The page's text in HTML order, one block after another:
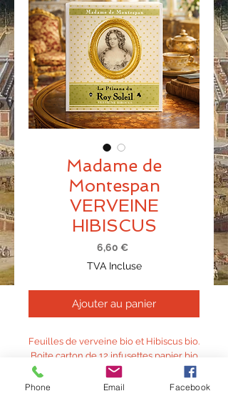
Madame de
Montespan
VERVEINE
HIBISCUS
6,60 €Prix
TVA Incluse
Ajouter au panier
Feuilles de verveine bio et Hibiscus bio.
Boite carton de 12 infusettes papier bio
sous enveloppe cristal individuelle.
Tout est fabriqué en France.
Phone Email Facebook